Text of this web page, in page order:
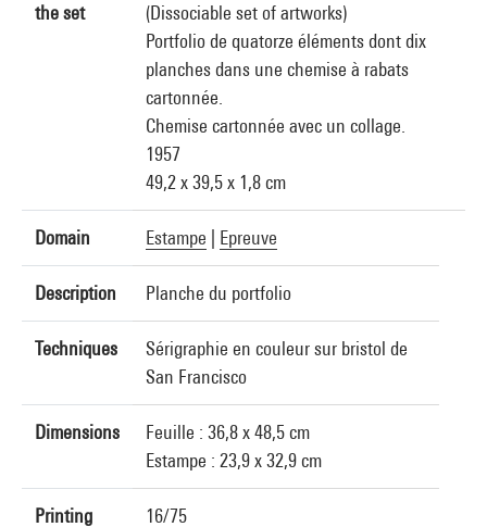
the set
(Dissociable set of artworks)
Portfolio de quatorze éléments dont dix
planches dans une chemise à rabats
cartonnée.
Chemise cartonnée avec un collage.
1957
49,2 x 39,5 x 1,8 cm
Domain Estampe Epreuve
Description Planche du portfolio
Techniques
Sérigraphie en couleur sur bristol de
San Francisco
Dimensions
Feuille : 36,8 x 48,5 cm
Estampe : 23,9 x 32,9 cm
Printing 16/75